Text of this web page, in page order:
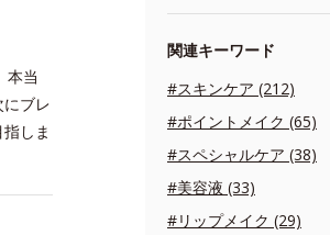
本当
ブレ
しま
関連キーワード
#スキンケア (212)
#ポイントメイク (65)
#スペシャルケア (38)
#美容液 (33)
#リップメイク (29)